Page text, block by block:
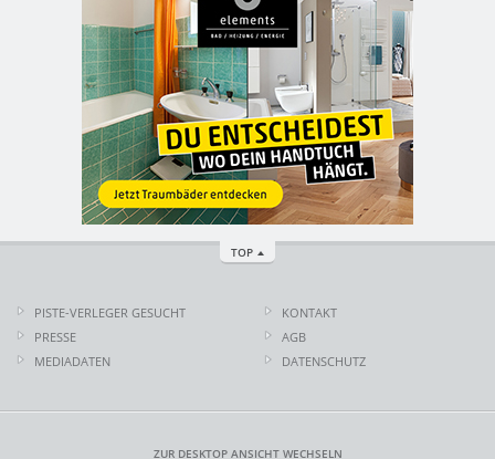
TOP
PISTE-VERLEGER GESUCHT
PRESSE
MEDIADATEN
KONTAKT
AGB
DATENSCHUTZ
ZUR DESKTOP ANSICHT WECHSELN